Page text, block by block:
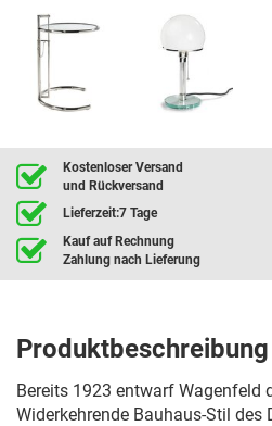
Kostenloser Versand
und Rückversand
Lieferzeit:7 Tage
Kauf auf Rechnung
Zahlung nach Lieferung
Produktbeschreibung
Bereits 1923 entwarf Wagenfeld
Widerkehrende Bauhaus-Stil des